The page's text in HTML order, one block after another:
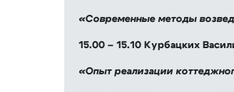
«Современные методы
15.00 – 15.10 Курбацких
«Опыт реализации